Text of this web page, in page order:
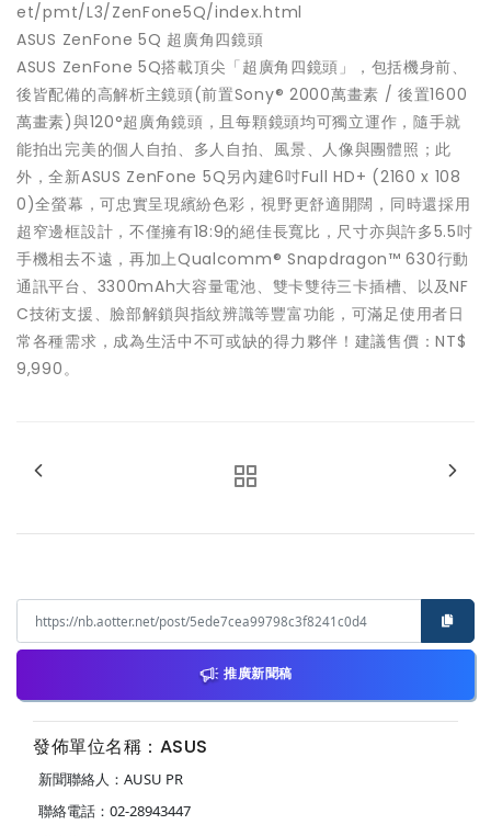
et/pmt/L3/ZenFone5Q/index.html
ASUS ZenFone 5Q 超廣角四鏡頭
ASUS ZenFone 5Q搭載頂尖「超廣角四鏡頭」，包括機身前、
後皆配備的高解析主鏡頭(前置Sony® 2000萬畫素 / 後置1600
萬畫素)與120°超廣角鏡頭，且每顆鏡頭均可獨立運作，隨手就
能拍出完美的個人自拍、多人自拍、風景、人像與團體照；此
外，全新ASUS ZenFone 5Q另內建6吋Full HD+ (2160 x 108
0)全螢幕，可忠實呈現繽紛色彩，視野更舒適開闊，同時還採用
超窄邊框設計，不僅擁有18:9的絕佳長寬比，尺寸亦與許多5.5吋
手機相去不遠，再加上Qualcomm® Snapdragon™ 630行動
通訊平台、3300mAh大容量電池、雙卡雙待三卡插槽、以及NF
C技術支援、臉部解鎖與指紋辨識等豐富功能，可滿足使用者日
常各種需求，成為生活中不可或缺的得力夥伴！建議售價：NT$
9,990。
推廣新聞稿
發佈單位名稱：ASUS
新聞聯絡人：AUSU PR
聯絡電話：02-28943447